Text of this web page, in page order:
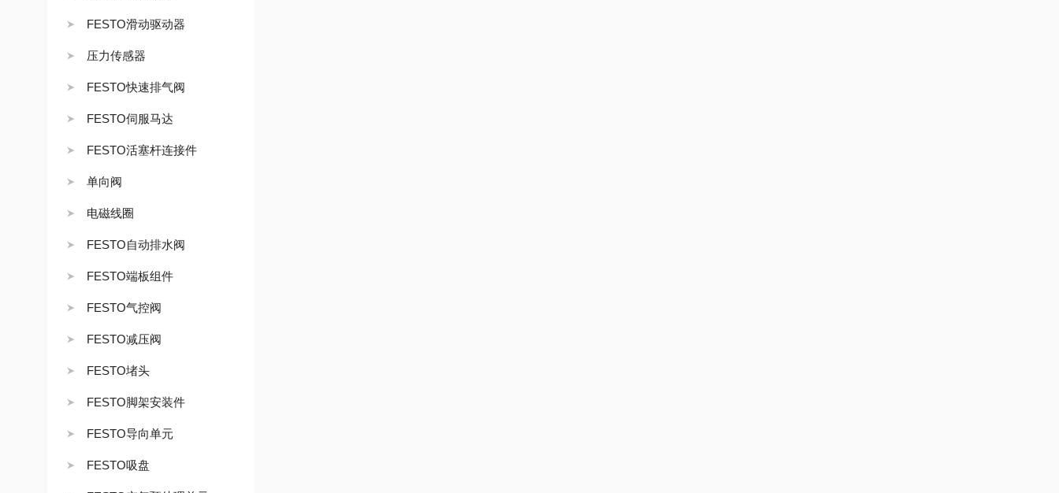
FESTO滑动驱动器
压力传感器
FESTO快速排气阀
FESTO伺服马达
FESTO活塞杆连接件
单向阀
电磁线圈
FESTO自动排水阀
FESTO端板组件
FESTO气控阀
FESTO减压阀
FESTO堵头
FESTO脚架安装件
FESTO导向单元
FESTO吸盘